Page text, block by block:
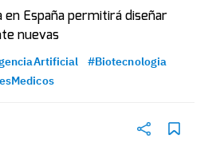
en España permitirá diseñar
nuevas
#Biotecnologia